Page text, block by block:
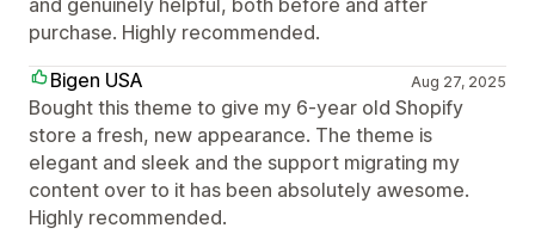
purchase. Highly recommended.
Bigen USA
Aug 27, 2025
Bought this theme to give my 6-year old Shopify
store a fresh, new appearance. The theme is
elegant and sleek and the support migrating my
content over to it has been absolutely awesome.
Highly recommended.